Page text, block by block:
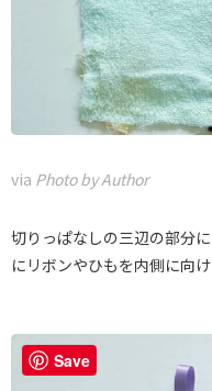
via Photo by Author
切りっぱなしの三辺の部分
にリボンやひもを内側に向け
Save